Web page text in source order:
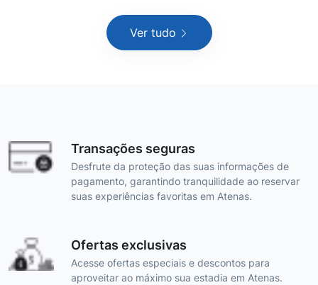
Ver tudo
Transações seguras
Desfrute da proteção das suas informações de
pagamento, garantindo tranquilidade ao reservar
suas experiências favoritas em Atenas.
Ofertas exclusivas
Acesse ofertas especiais e descontos para
aproveitar ao máximo sua estadia em Atenas.